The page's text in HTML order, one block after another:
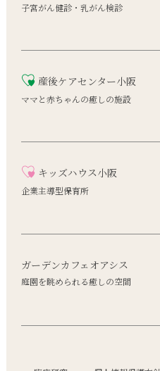
子宮がん健診・乳がん検診
産後ケアセンター小阪
ママと赤ちゃんの癒しの施設
キッズハウス小阪
企業主導型保育所
ガーデンカフェオアシス
庭園を眺められる癒しの空間